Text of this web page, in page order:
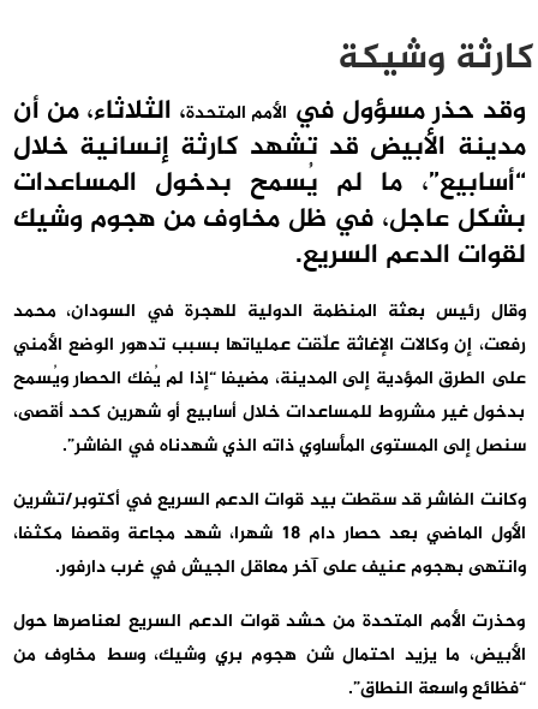
كارثة وشيكة
وقد حذر مسؤول في الأمم المتحدة، الثلاثاء، من أن
مدينة الأبيض قد تشهد كارثة إنسانية خلال
“أسابيع”، ما لم يُسمح بدخول المساعدات
بشكل عاجل، في ظل مخاوف من هجوم وشيك
لقوات الدعم السريع.
وقال رئيس بعثة المنظمة الدولية للهجرة في السودان، محمد
رفعت، إن وكالات الإغاثة علّقت عملياتها بسبب تدهور الوضع الأمني
على الطرق المؤدية إلى المدينة، مضيفا “إذا لم يُفك الحصار ويُسمح
بدخول غير مشروط للمساعدات خلال أسابيع أو شهرين كحد أقصى،
سنصل إلى المستوى المأساوي ذاته الذي شهدناه في الفاشر”.
وكانت الفاشر قد سقطت بيد قوات الدعم السريع في أكتوبر/تشرين
الأول الماضي بعد حصار دام 18 شهرا، شهد مجاعة وقصفا مكثفا،
وانتهى بهجوم عنيف على آخر معاقل الجيش في غرب دارفور.
وحذرت الأمم المتحدة من حشد قوات الدعم السريع لعناصرها حول
الأبيض، ما يزيد احتمال شن هجوم بري وشيك، وسط مخاوف من
“فظائع واسعة النطاق”.